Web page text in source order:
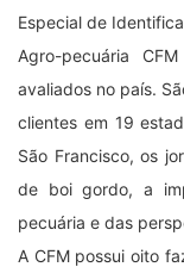
Especial de
Agro-pecuária
avaliados no país.
clientes em 19
São Francisco, os
de boi gordo, a
pecuária e das
A CFM possui oito